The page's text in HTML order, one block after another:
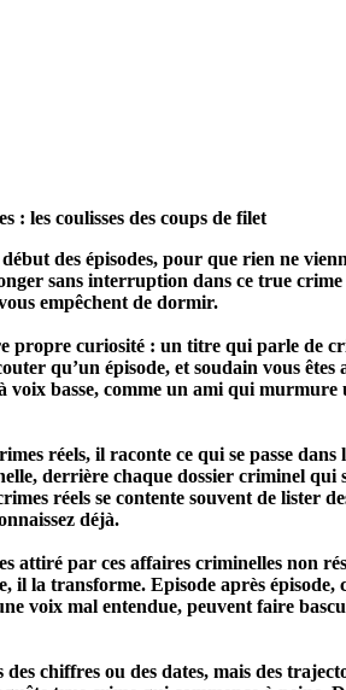
: les coulisses des coups de filet
des épisodes, pour que rien ne
sans interruption dans ce true
empêchent de dormir.
propre curiosité : un titre qui parle de
qu’un épisode, et soudain vous
basse, comme un ami qui
réels, il raconte ce qui se passe
derrière chaque dossier criminel qui
réels se contente souvent de lister
déjà.
attiré par ces affaires criminelles non
il la transforme. Episode après
voix mal entendue, peuvent faire
chiffres ou des dates, mais des